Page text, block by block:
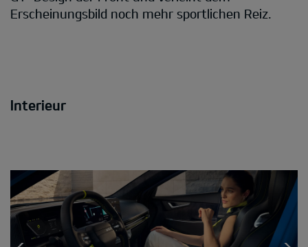
Erscheinungsbild noch mehr sportlichen Reiz.
Interieur